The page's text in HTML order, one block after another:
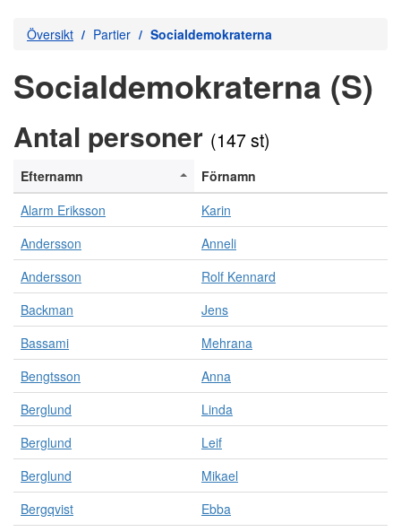
Översikt Partier Socialdemokraterna
Socialdemokraterna (S)
Antal personer (147 st)
Efternamn
Förnamn
Alarm Eriksson
Karin
Andersson
Anneli
Andersson
Rolf Kennard
Backman
Jens
Bassami
Mehrana
Bengtsson
Anna
Berglund
Linda
Berglund
Leif
Berglund
Mikael
Bergqvist
Ebba